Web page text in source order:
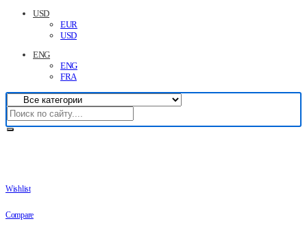
USD
EUR
USD
ENG
ENG
FRA
Wishlist
Compare